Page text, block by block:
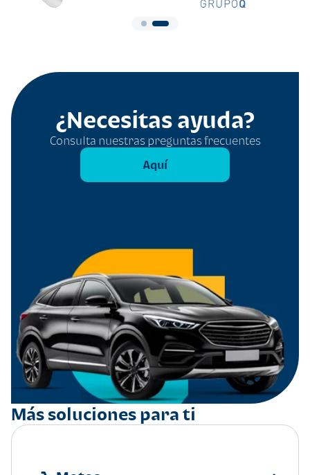
¿Necesitas ayuda?
Consulta nuestras preguntas frecuentes
Aquí
Más soluciones para ti